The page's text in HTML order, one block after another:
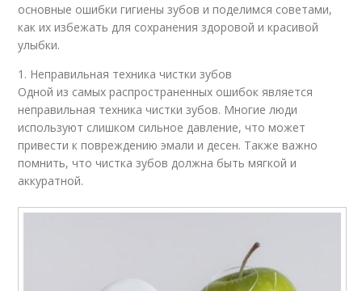
основные ошибки гигиены зубов и поделимся советами,
как их избежать для сохранения здоровой и красивой
улыбки.
1. Неправильная техника чистки зубов
Одной из самых распространенных ошибок является
неправильная техника чистки зубов. Многие люди
используют слишком сильное давление, что может
привести к повреждению эмали и десен. Также важно
помнить, что чистка зубов должна быть мягкой и
аккуратной.